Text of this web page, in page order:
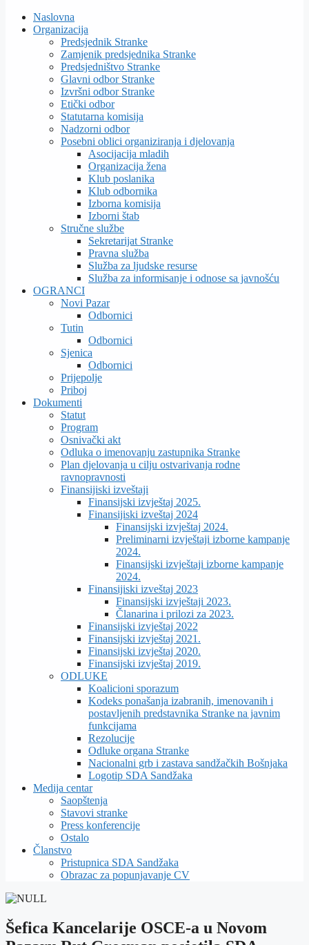
Naslovna
Organizacija
Predsjednik Stranke
Zamjenik predsjednika Stranke
Predsjedništvo Stranke
Glavni odbor Stranke
Izvršni odbor Stranke
Etički odbor
Statutarna komisija
Nadzorni odbor
Posebni oblici organiziranja i djelovanja
Asocijacija mladih
Organizacija žena
Klub poslanika
Klub odbornika
Izborna komisija
Izborni štab
Stručne službe
Sekretarijat Stranke
Pravna služba
Služba za ljudske resurse
Služba za informisanje i odnose sa javnošću
OGRANCI
Novi Pazar
Odbornici
Tutin
Odbornici
Sjenica
Odbornici
Prijepolje
Priboj
Dokumenti
Statut
Program
Osnivački akt
Odluka o imenovanju zastupnika Stranke
Plan djelovanja u cilju ostvarivanja rodne
ravnopravnosti
Finansijiski izveštaji
Finansijski izvještaj 2025.
Finansijiski izveštaj 2024
Finansijski izvještaj 2024.
Preliminarni izvještaji izborne kampanje
2024.
Finansijski izvještaji izborne kampanje
2024.
Finansijiski izveštaj 2023
Finansijski izvještaji 2023.
Članarina i prilozi za 2023.
Finansijski izvještaj 2022
Finansijski izvještaj 2021.
Finansijski izvještaj 2020.
Finansijski izvještaj 2019.
ODLUKE
Koalicioni sporazum
Kodeks ponašanja izabranih, imenovanih i
postavljenih predstavnika Stranke na javnim
funkcijama
Rezolucije
Odluke organa Stranke
Nacionalni grb i zastava sandžačkih Bošnjaka
Logotip SDA Sandžaka
Medija centar
Saopštenja
Stavovi stranke
Press konferencije
Ostalo
Članstvo
Pristupnica SDA Sandžaka
Obrazac za popunjavanje CV
Šefica Kancelarije OSCE-a u Novom